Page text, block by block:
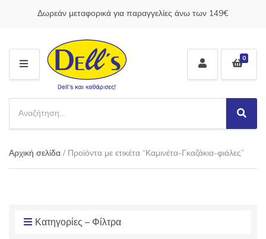
Δωρεάν μεταφορικά για παραγγελίες άνω των 149€
M
E
N
U
a
e
g
a
c
h
S
e
r
c
0
Αρχική σελίδα / Προϊόντα με ετικέτα “Καμινέτα-Γκαζάκια-φιάλες”
Κατηγορίες – Φίλτρα